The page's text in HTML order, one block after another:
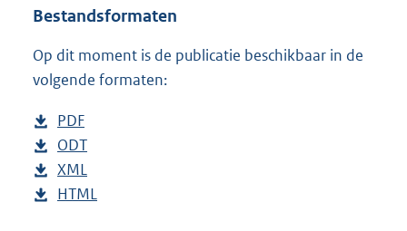
:
Bestandsformaten
Op dit moment is de publicatie beschikbaar in de
volgende formaten:
D
o
w
n
PDF
e
s
t
D
o
w
ODT
s
D
o
XML
e
D
HTML